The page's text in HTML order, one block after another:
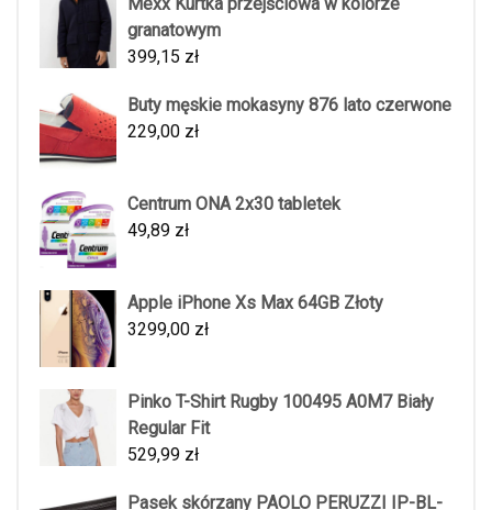
granatowym
399,15 zł
Buty męskie mokasyny 876 lato czerwone
229,00 zł
Centrum ONA 2x30 tabletek
49,89 zł
Apple iPhone Xs Max 64GB Złoty
3299,00 zł
Pinko T-Shirt Rugby 100495 A0M7 Biały
Regular Fit
529,99 zł
Pasek skórzany PAOLO PERUZZI IP-BL-